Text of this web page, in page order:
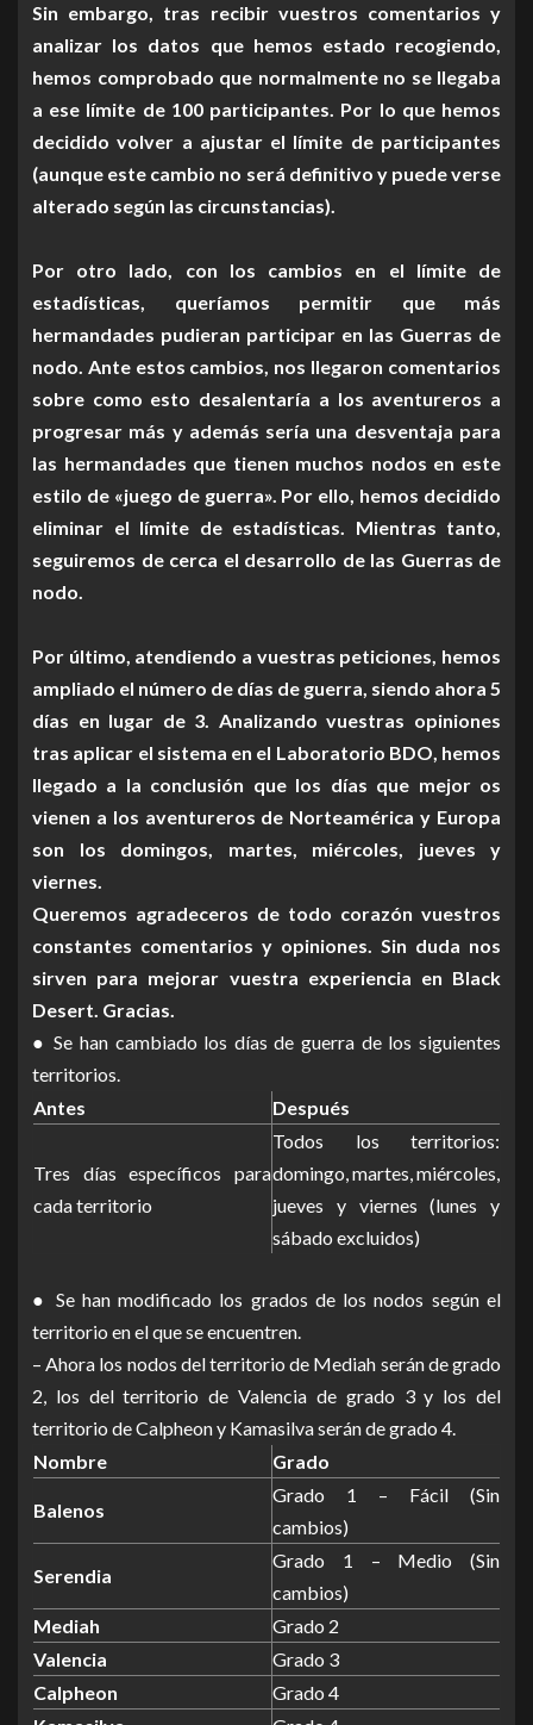
Sin embargo, tras recibir vuestros comentarios y
analizar los datos que hemos estado recogiendo,
hemos comprobado que normalmente no se llegaba
a ese límite de 100 participantes. Por lo que hemos
decidido volver a ajustar el límite de participantes
(aunque este cambio no será definitivo y puede verse
alterado según las circunstancias).
Por otro lado, con los cambios en el límite de
estadísticas, queríamos permitir que más
hermandades pudieran participar en las Guerras de
nodo. Ante estos cambios, nos llegaron comentarios
sobre como esto desalentaría a los aventureros a
progresar más y además sería una desventaja para
las hermandades que tienen muchos nodos en este
estilo de «juego de guerra». Por ello, hemos decidido
eliminar el límite de estadísticas. Mientras tanto,
seguiremos de cerca el desarrollo de las Guerras de
nodo.
Por último, atendiendo a vuestras peticiones, hemos
ampliado el número de días de guerra, siendo ahora 5
días en lugar de 3. Analizando vuestras opiniones
tras aplicar el sistema en el Laboratorio BDO, hemos
llegado a la conclusión que los días que mejor os
vienen a los aventureros de Norteamérica y Europa
son los domingos, martes, miércoles, jueves y
viernes.
Queremos agradeceros de todo corazón vuestros
constantes comentarios y opiniones. Sin duda nos
sirven para mejorar vuestra experiencia en Black
Desert. Gracias.
● Se han cambiado los días de guerra de los siguientes
territorios.
Antes
Después
Tres días específicos para
cada territorio
Todos los territorios:
domingo, martes, miércoles,
jueves y viernes (lunes y
sábado excluidos)
● Se han modificado los grados de los nodos según el
territorio en el que se encuentren.
– Ahora los nodos del territorio de Mediah serán de grado
2, los del territorio de Valencia de grado 3 y los del
territorio de Calpheon y Kamasilva serán de grado 4.
Nombre
Grado
Balenos
Grado 1 – Fácil (Sin
cambios)
Serendia
Grado 1 – Medio (Sin
cambios)
Mediah
Grado 2
Valencia
Grado 3
Calpheon
Grado 4